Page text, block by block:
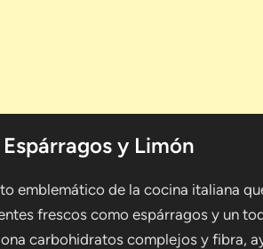
y Limón
emblemático de la cocina italiana
frescos como espárragos y un
carbohidratos complejos y fibra,